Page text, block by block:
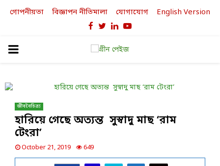
গোপনীয়তা বিজ্ঞাপন নীতিমালা যোগাযোগ English Version
Facebook
TwitterLinkedinYoutube
PRIMARY
জীববৈচিত্র্য
হারিয়ে গেছে অত্যন্ত সুস্বাদু মাছ ‘রাম
টেংরা’
October 21, 2019 649